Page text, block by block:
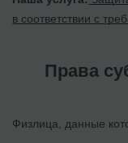
в соответствии с
Права
Физлица, данные